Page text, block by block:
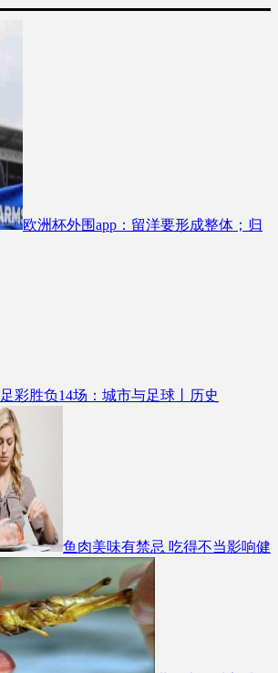
欧洲杯外围app：留洋要形成整体；归
足彩胜负14场：城市与足球丨历史
鱼肉美味有禁忌 吃得不当影响健